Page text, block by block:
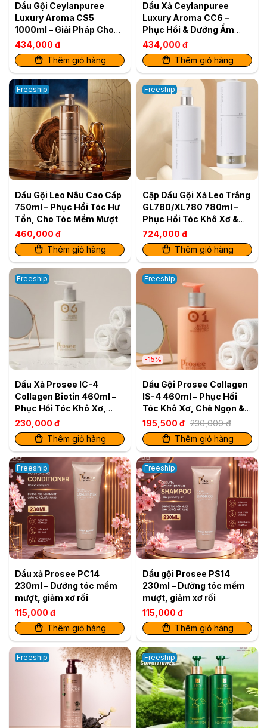
Dầu Gội Ceylanpuree
Luxury Aroma CS5
1000ml – Giải Pháp Cho
Da Đầu Gàu Ngứa, Tóc
Khô Xơ
434,000 đ
Thêm giỏ hàng
Dầu Xả Ceylanpuree
Luxury Aroma CC6 –
Phục Hồi & Dưỡng Ẩm
Cho Mái Tóc Mềm Mượt
Chuẩn Salon Xuất bản
Bán lẻ
434,000 đ
Thêm giỏ hàng
Freeship
Dầu Gội Leo Nâu Cao Cấp
750ml – Phục Hồi Tóc Hư
Tổn, Cho Tóc Mềm Mượt
460,000 đ
Thêm giỏ hàng
Freeship
Cặp Dầu Gội Xả Leo Trắng
GL780/XL780 780ml –
Phục Hồi Tóc Khô Xơ &
Tăng Độ Bóng Mượt
724,000 đ
Thêm giỏ hàng
Freeship
Dầu Xả Prosee IC-4
Collagen Biotin 460ml –
Phục Hồi Tóc Khô Xơ,
Giảm Gãy Rụng
230,000 đ
Thêm giỏ hàng
Freeship
Dầu Gội Prosee Collagen
IS-4 460ml – Phục Hồi
Tóc Khô Xơ, Chẻ Ngọn &
Gãy Rụng
195,500 đ 230,000 đ
-15%
Thêm giỏ hàng
Freeship
Dầu xả Prosee PC14
230ml – Dưỡng tóc mềm
mượt, giảm xơ rối
115,000 đ
Thêm giỏ hàng
Freeship
Dầu gội Prosee PS14
230ml – Dưỡng tóc mềm
mượt, giảm xơ rối
115,000 đ
Thêm giỏ hàng
Freeship Freeship